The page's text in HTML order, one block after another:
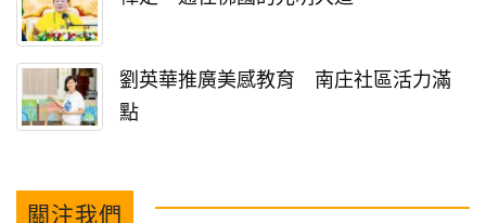
劉英華推廣美感教育 南庄社區活力滿
點
關注我們